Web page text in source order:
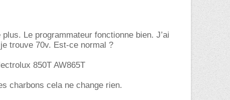
Le programmateur fonctionne bien. J’ai
trouve 70v. Est-ce normal ?
850T AW865T
charbons cela ne change rien.